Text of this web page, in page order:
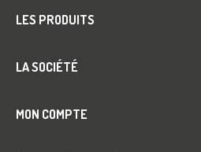
LES PRODUITS
LA SOCIÉTÉ
MON COMPTE